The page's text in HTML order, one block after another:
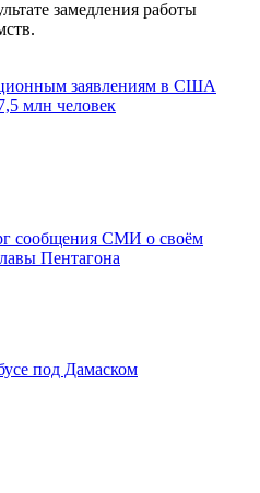
замедления работы
сообщения СМИ о своём
Пентагона
под Дамаском